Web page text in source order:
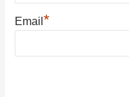
Email*